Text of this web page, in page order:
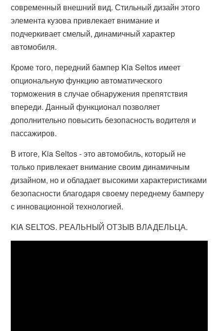
современный внешний вид. Стильный дизайн этого
элемента кузова привлекает внимание и
подчеркивает смелый, динамичный характер
автомобиля.
Кроме того, передний бампер Kia Seltos имеет
опциональную функцию автоматического
торможения в случае обнаружения препятствия
впереди. Данный функционал позволяет
дополнительно повысить безопасность водителя и
пассажиров.
В итоге, Kia Seltos - это автомобиль, который не
только привлекает внимание своим динамичным
дизайном, но и обладает высокими характеристиками
безопасности благодаря своему переднему бамперу
с инновационной технологией.
KIA SELTOS. РЕАЛЬНЫЙ ОТЗЫВ ВЛАДЕЛЬЦА.